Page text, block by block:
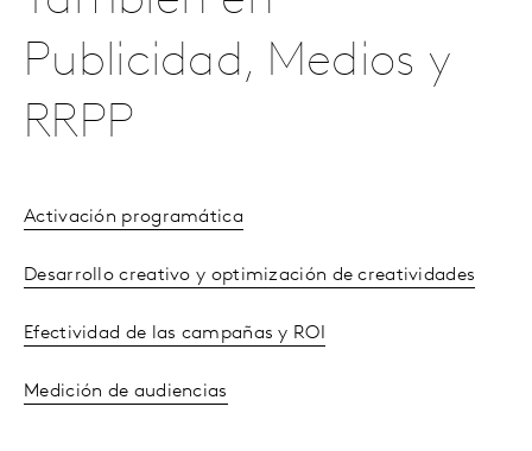
Publicidad, Medios y
RRPP
Activación programática
Desarrollo creativo y optimización de creatividades
Efectividad de las campañas y ROI
Medición de audiencias